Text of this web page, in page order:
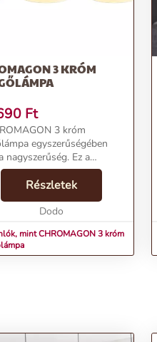
3 KRÓM
Ft
3 króm
egyszerűségében
nagyszerűség. Ez a
ideális
olyan környezetekbe,
mégis mutatós
Részletek
Dodo
mint CHROMAGON 3 króm